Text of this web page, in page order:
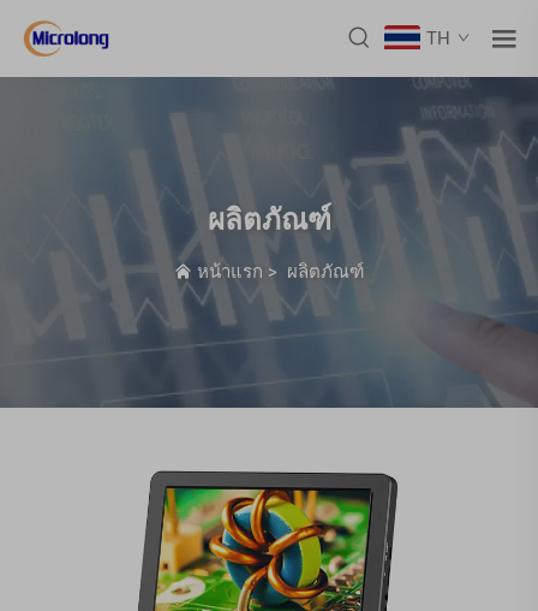
TH
ผลิตภัณฑ์
หน้าแรก > ผลิตภัณฑ์